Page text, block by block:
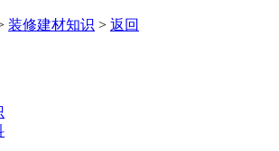
装修建材知识 > 返回